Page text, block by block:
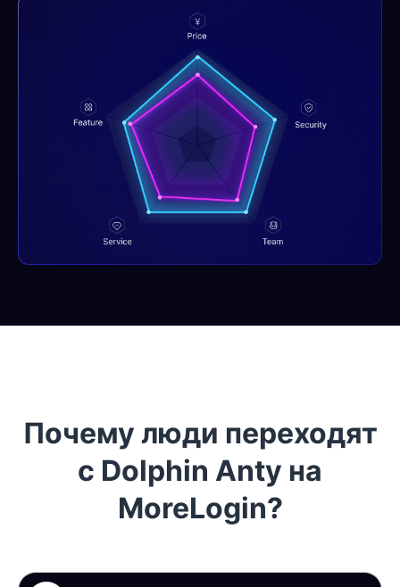
Почему люди переходят
с Dolphin Anty на
MoreLogin?